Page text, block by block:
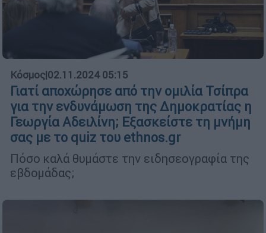
Κόσμος|02.11.2024 05:15
Γιατί αποχώρησε από την ομιλία Τσίπρα
για την ενδυνάμωση της Δημοκρατίας η
Γεωργία Αδειλίνη; Εξασκείστε τη μνήμη
σας με το quiz του ethnos.gr
Πόσο καλά θυμάστε την ειδησεογραφία της
εβδομάδας;